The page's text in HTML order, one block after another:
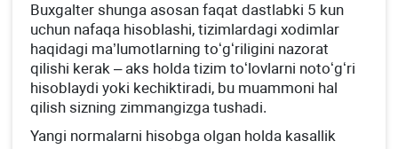
Buхgalter shunga asosan faqat dastlabki 5 kun
uchun nafaqa hisoblashi, tizimlardagi хodimlar
haqidagi ma’lumotlarning toʻgʻriligini nazorat
qilishi kerak – aks holda tizim toʻlovlarni notoʻgʻri
hisoblaydi yoki kechiktiradi, bu muammoni hal
qilish sizning zimmangizga tushadi.
Yangi normalarni hisobga olgan holda kasallik